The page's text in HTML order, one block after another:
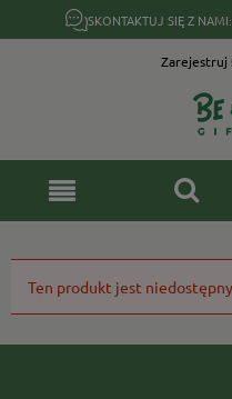
SKONTAKTUJ SIĘ Z NAMI:
Zarejestruj
Ten produkt jest